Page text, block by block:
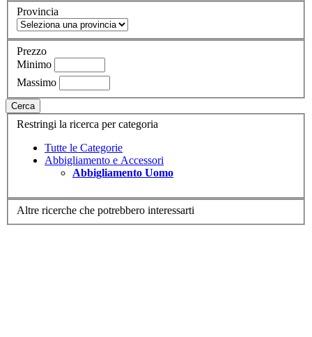
Provincia
Prezzo
Minimo
Massimo
Cerca
Restringi la ricerca per categoria
Tutte le Categorie
Abbigliamento e Accessori
Abbigliamento Uomo
Altre ricerche che potrebbero interessarti